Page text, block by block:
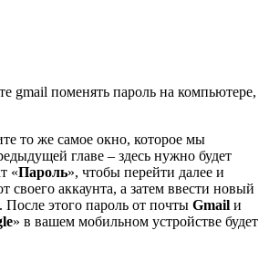
gmail поменять пароль на компьютере,
то же самое окно, которое мы
главе – здесь нужно будет
«Пароль», чтобы перейти далее и
своего аккаунта, а затем ввести новый
этого пароль от почты Gmail и
» в вашем мобильном устройстве будет